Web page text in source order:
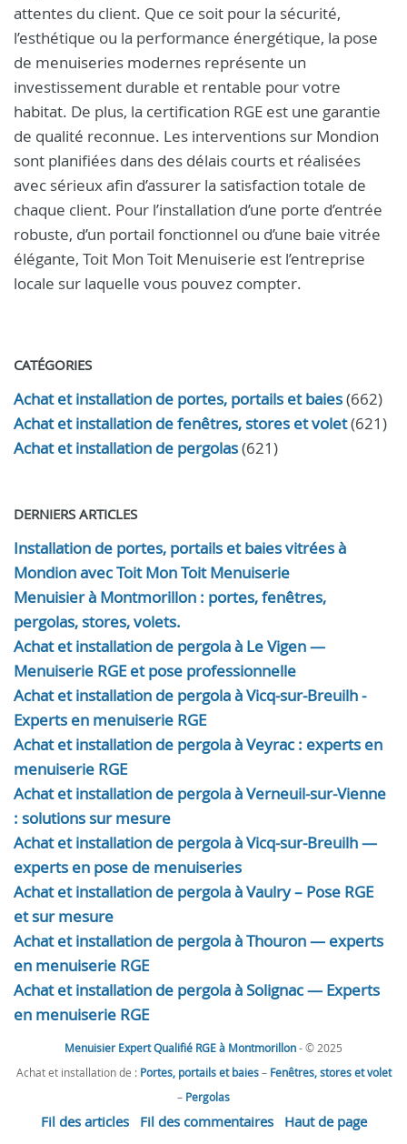
attentes du client. Que ce soit pour la sécurité,
l’esthétique ou la performance énergétique, la pose
de menuiseries modernes représente un
investissement durable et rentable pour votre
habitat. De plus, la certification RGE est une garantie
de qualité reconnue. Les interventions sur Mondion
sont planifiées dans des délais courts et réalisées
avec sérieux afin d’assurer la satisfaction totale de
chaque client. Pour l’installation d’une porte d’entrée
robuste, d’un portail fonctionnel ou d’une baie vitrée
élégante, Toit Mon Toit Menuiserie est l’entreprise
locale sur laquelle vous pouvez compter.
CATÉGORIES
Achat et installation de portes, portails et baies(662)
Achat et installation de fenêtres, stores et volet(621)
Achat et installation de pergolas(621)
DERNIERS ARTICLES
Installation de portes, portails et baies vitrées à
Mondion avec Toit Mon Toit Menuiserie
Menuisier à Montmorillon : portes, fenêtres,
pergolas, stores, volets.
Achat et installation de pergola à Le Vigen —
Menuiserie RGE et pose professionnelle
Achat et installation de pergola à Vicq-sur-Breuilh -
Experts en menuiserie RGE
Achat et installation de pergola à Veyrac : experts en
menuiserie RGE
Achat et installation de pergola à Verneuil-sur-Vienne
: solutions sur mesure
Achat et installation de pergola à Vicq-sur-Breuilh —
experts en pose de menuiseries
Achat et installation de pergola à Vaulry – Pose RGE
et sur mesure
Achat et installation de pergola à Thouron — experts
en menuiserie RGE
Achat et installation de pergola à Solignac — Experts
en menuiserie RGE
Menuisier Expert Qualifié RGE à Montmorillon- © 2025
Achat et installation de : Portes, portails et baies– Fenêtres, stores et volet
– Pergolas
Fil des articles Fil des commentaires Haut de page